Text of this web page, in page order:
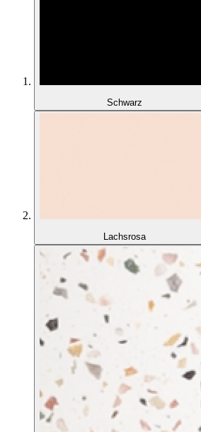
Schwarz
Lachsrosa